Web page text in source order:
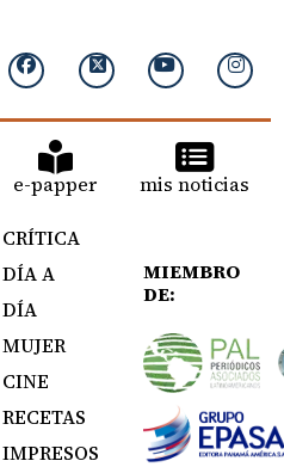
e-papper mis noticias
CRÍTICA
DÍA A
DÍA
MUJER
CINE
RECETAS
IMPRESOS
MIEMBRO
DE: